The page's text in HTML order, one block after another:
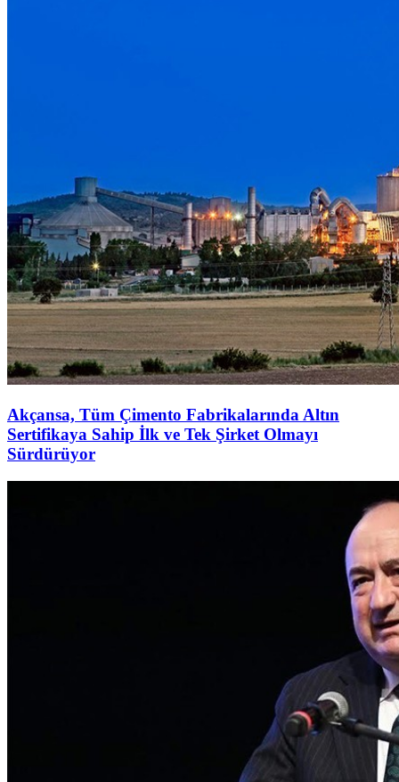
Akçansa, Tüm Çimento Fabrikalarında Altın
Sertifikaya Sahip İlk ve Tek Şirket Olmayı
Sürdürüyor